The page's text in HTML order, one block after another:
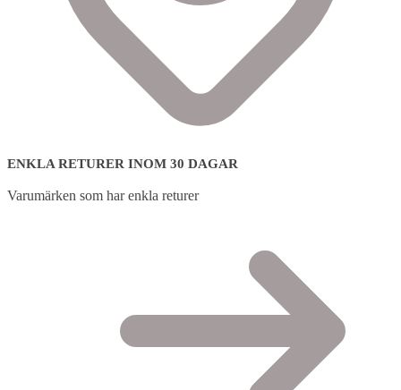
ENKLA RETURER INOM 30 DAGAR
Varumärken som har enkla returer